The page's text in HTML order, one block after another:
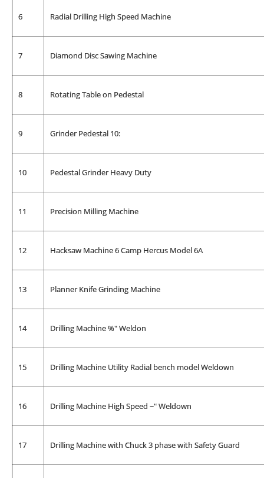
6 Radial Drilling High Speed Machine
7 Diamond Disc Sawing Machine
8 Rotating Table on Pedestal
9 Grinder Pedestal 10:
10 Pedestal Grinder Heavy Duty
11 Precision Milling Machine
12 Hacksaw Machine 6 Camp Hercus Model 6A
13 Planner Knife Grinding Machine
14 Drilling Machine %" Weldon
15 Drilling Machine Utility Radial bench model Weldown
16 Drilling Machine High Speed ~" Weldown
17 Drilling Machine with Chuck 3 phase with Safety Guard